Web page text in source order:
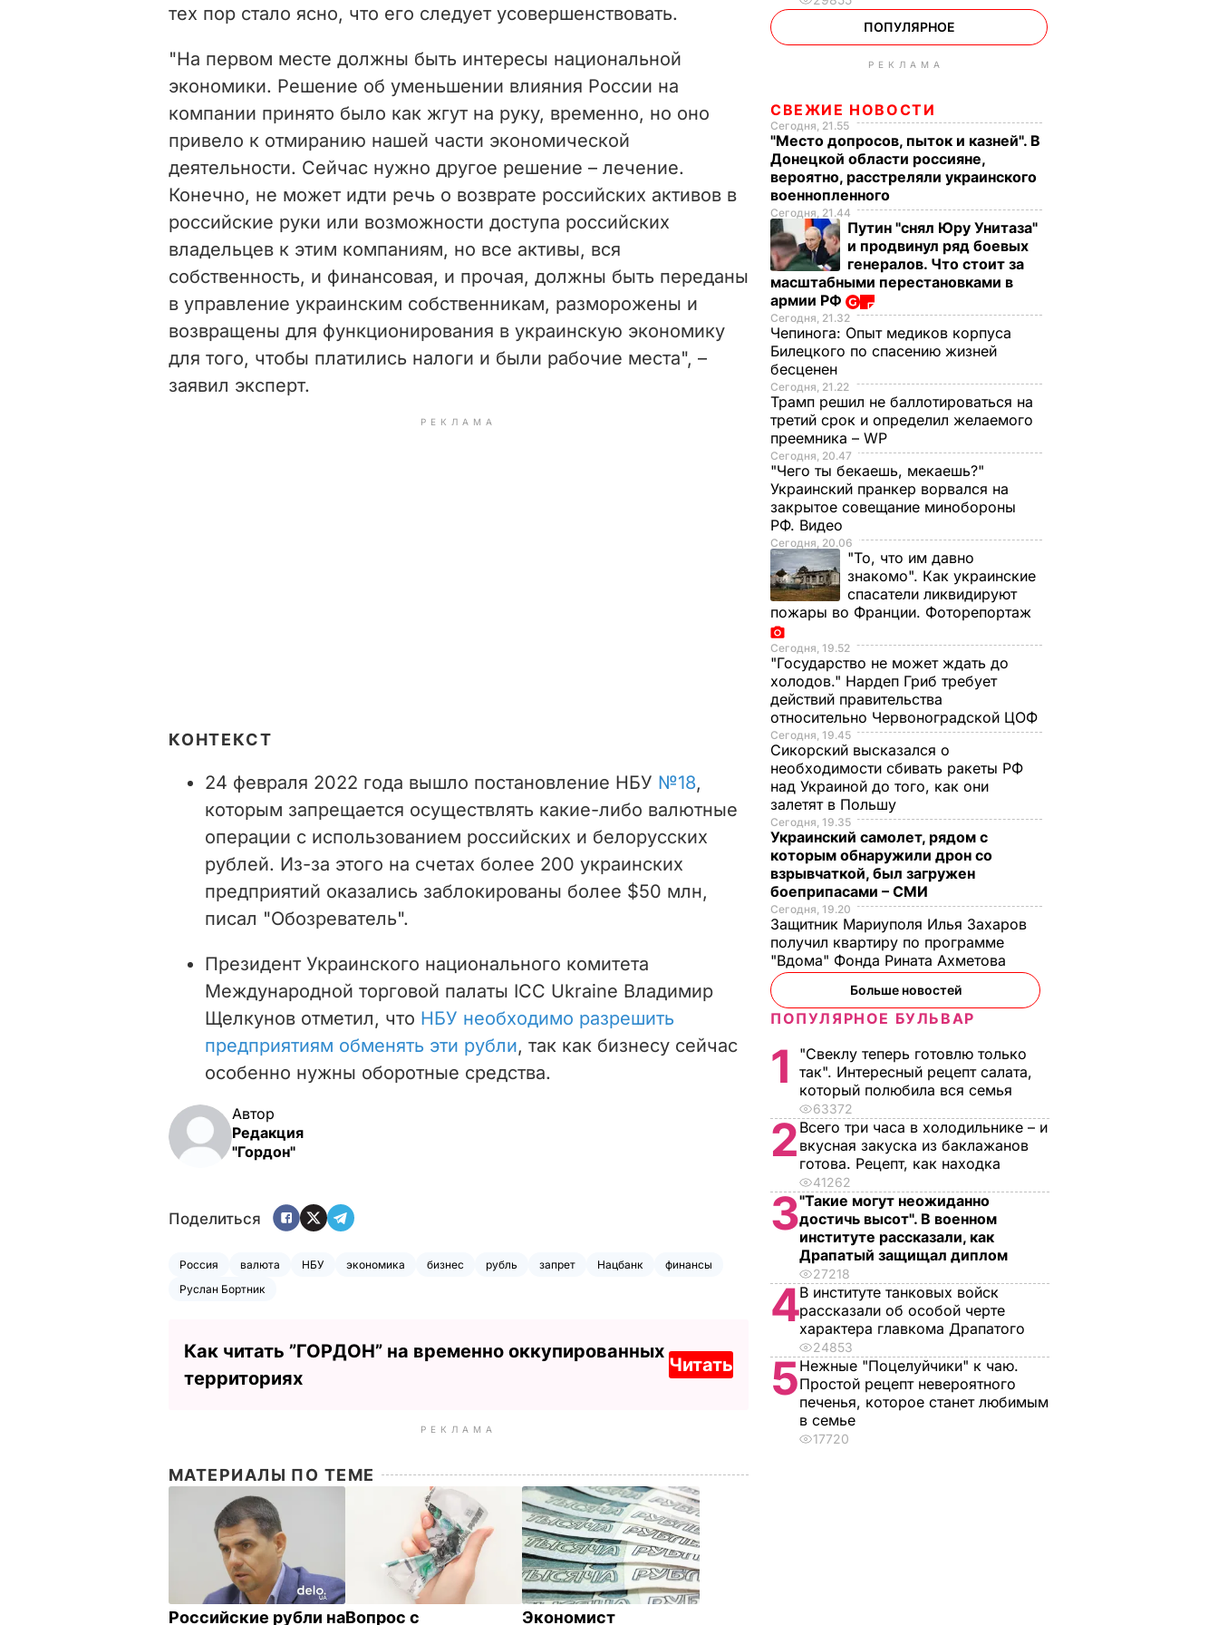
d
e
o
тех пор стало ясно, что его следует усовершенствовать.
"На первом месте должны быть интересы национальной
экономики. Решение об уменьшении влияния России на
компании принято было как жгут на руку, временно, но оно
привело к отмиранию нашей части экономической
деятельности. Сейчас нужно другое решение – лечение.
Конечно, не может идти речь о возврате российских активов в
российские руки или возможности доступа российских
владельцев к этим компаниям, но все активы, вся
собственность, и финансовая, и прочая, должны быть переданы
в управление украинским собственникам, разморожены и
возвращены для функционирования в украинскую экономику
для того, чтобы платились налоги и были рабочие места", –
заявил эксперт.
РЕКЛАМА
КОНТЕКСТ
24 февраля 2022 года вышло постановление НБУ №18,
которым запрещается осуществлять какие-либо валютные
операции с использованием российских и белорусских
рублей. Из-за этого на счетах более 200 украинских
предприятий оказались заблокированы более $50 млн,
писал "Обозреватель".
Президент Украинского национального комитета
Международной торговой палаты ICC Ukraine Владимир
Щелкунов отметил, что НБУ необходимо разрешить
предприятиям обменять эти рубли, так как бизнесу сейчас
особенно нужны оборотные средства.
Автор
Редакция
"Гордон"
Поделиться
Россия валюта НБУ экономика бизнес рубль запрет Нацбанк
финансы
Руслан Бортник
Как читать ”ГОРДОН” на временно оккупированных
территориях
Читать
РЕКЛАМА
МАТЕРИАЛЫ ПО ТЕМЕ
Российские рубли наВопрос с Экономист
ПОПУЛЯРНОЕ
РЕКЛАМА
СВЕЖИЕ НОВОСТИ
Сегодня, 21.55
"Место допросов, пыток и казней". В
Донецкой области россияне,
вероятно, расстреляли украинского
военнопленного
Сегодня, 21.44
Путин "снял Юру Унитаза"
и продвинул ряд боевых
генералов. Что стоит за
масштабными перестановками в
армии РФ
Сегодня, 21.32
Чепинога: Опыт медиков корпуса
Билецкого по спасению жизней
бесценен
Сегодня, 21.22
Трамп решил не баллотироваться на
третий срок и определил желаемого
преемника – WP
Сегодня, 20.47
"Чего ты бекаешь, мекаешь?"
Украинский пранкер ворвался на
закрытое совещание минобороны
РФ. Видео
Сегодня, 20.06
"То, что им давно
знакомо". Как украинские
спасатели ликвидируют
пожары во Франции. Фоторепортаж
Сегодня, 19.52
"Государство не может ждать до
холодов." Нардеп Гриб требует
действий правительства
относительно Червоноградской ЦОФ
Сегодня, 19.45
Сикорский высказался о
необходимости сбивать ракеты РФ
над Украиной до того, как они
залетят в Польшу
Сегодня, 19.35
Украинский самолет, рядом с
которым обнаружили дрон со
взрывчаткой, был загружен
боеприпасами – СМИ
Сегодня, 19.20
Защитник Мариуполя Илья Захаров
получил квартиру по программе
"Вдома" Фонда Рината Ахметова
Больше новостей
ПОПУЛЯРНОЕ БУЛЬВАР
1
"Свеклу теперь готовлю только
так". Интересный рецепт салата,
который полюбила вся семья
63372
2 Всего три часа в холодильнике – и
вкусная закуска из баклажанов
готова. Рецепт, как находка
41262
3"Такие могут неожиданно
достичь высот". В военном
институте рассказали, как
Драпатый защищал диплом
27218
4В институте танковых войск
рассказали об особой черте
характера главкома Драпатого
24853
5Нежные "Поцелуйчики" к чаю.
Простой рецепт невероятного
печенья, которое станет любимым
в семье
17720